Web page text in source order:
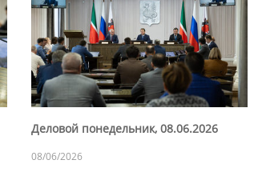
Деловой понедельник, 08.06.2026
08/06/2026